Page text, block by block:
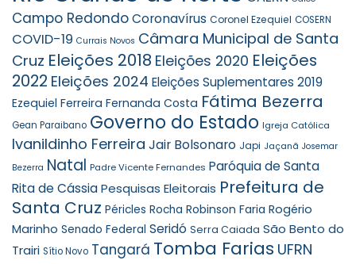
Campo RedondoCoronavírus Coronel Ezequiel COSERN
COVID-19 Currais Novos Câmara Municipal de Santa
Cruz Eleições 2018 Eleições 2020 Eleições
2022 Eleições 2024 Eleições Suplementares 2019
Ezequiel Ferreira Fernanda Costa Fátima Bezerra
Gean Paraibano Governo do Estado Igreja Católica
Ivanildinho Ferreira Jair Bolsonaro Japi Jaçanã Josemar
Bezerra Natal Padre Vicente Fernandes Paróquia de Santa
Rita de CássiaPesquisas Eleitorais Prefeitura de
Santa Cruz Péricles Rocha Robinson Faria Rogério
Marinho Senado Federal Seridó Serra Caiada São Bento do
Trairi Sítio Novo Tangará Tomba Farias UFRN